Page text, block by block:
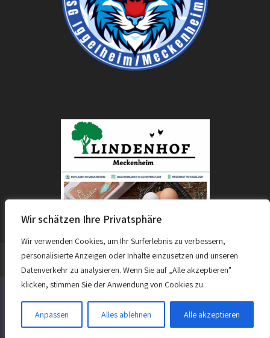
Wir schätzen Ihre Privatsphäre
Wir verwenden Cookies, um Ihr Surferlebnis zu verbessern,
personalisierte Anzeigen oder Inhalte einzusetzen und unseren
Datenverkehr zu analysieren. Wenn Sie auf „Alle akzeptieren"
klicken, stimmen Sie der Anwendung von Cookies zu.
Anpassen Alles ablehnen Alle akzeptieren
- Theme by Grace Themes
Datenschutz & Impressum
Kontakt
Trainer und Betreuer
Diese Website benutzt Cookies. Wenn du die Website weiter
nutzt, gehen wir von deinem Einverständnis aus.